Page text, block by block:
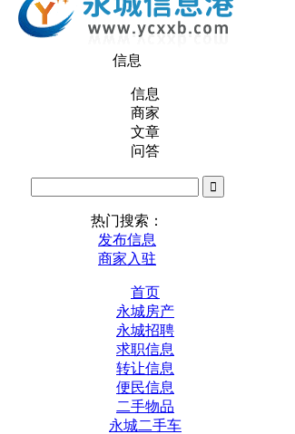
信息
信息
商家
文章
问答
热门搜索：
发布信息
商家入驻
首页
永城房产
永城招聘
求职信息
转让信息
便民信息
二手物品
永城二手车